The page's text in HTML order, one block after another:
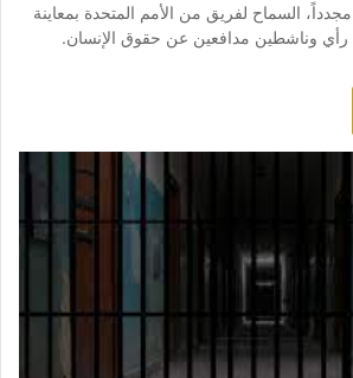
السماح لفريق من الأمم المتحدة بمعاينة
رأي وناشطين مدافعين عن حقوق الإنسان.